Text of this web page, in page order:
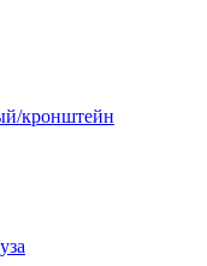
кронштейн